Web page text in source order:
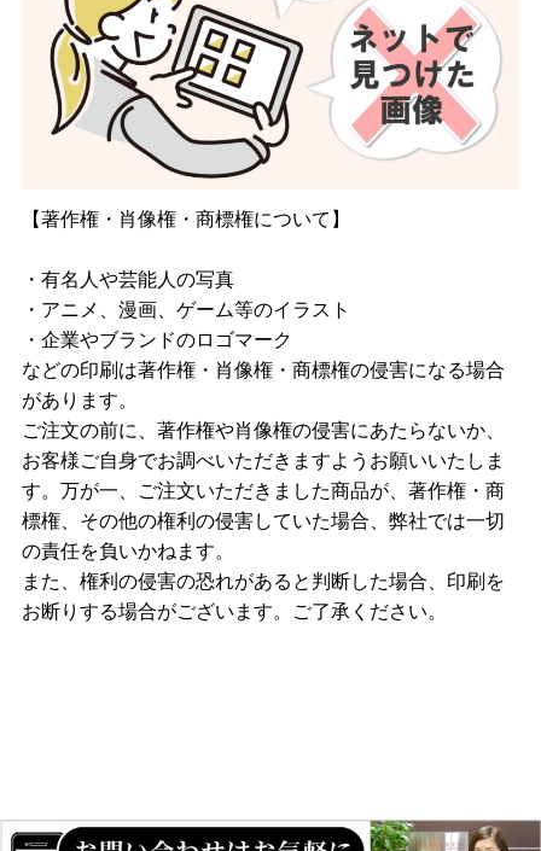
【著作権・肖像権・商標権について】
・有名人や芸能人の写真
・アニメ、漫画、ゲーム等のイラスト
・企業やブランドのロゴマーク
などの印刷は著作権・肖像権・商標権の侵害になる場合
があります。
ご注文の前に、著作権や肖像権の侵害にあたらないか、
お客様ご自身でお調べいただきますようお願いいたしま
す。万が一、ご注文いただきました商品が、著作権・商
標権、その他の権利の侵害していた場合、弊社では一切
の責任を負いかねます。
また、権利の侵害の恐れがあると判断した場合、印刷を
お断りする場合がございます。ご了承ください。